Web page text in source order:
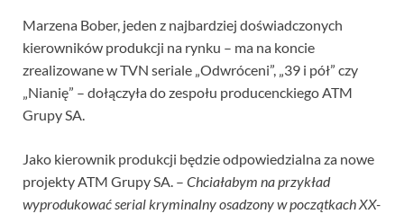
Marzena Bober, jeden z najbardziej doświadczonych
kierowników produkcji na rynku – ma na koncie
zrealizowane w TVN seriale „Odwróceni”, „39 i pół” czy
„Nianię” – dołączyła do zespołu producenckiego ATM
Grupy SA.
Jako kierownik produkcji będzie odpowiedzialna za nowe
projekty ATM Grupy SA. – Chciałabym na przykład
wyprodukować serial kryminalny osadzony w początkach XX-